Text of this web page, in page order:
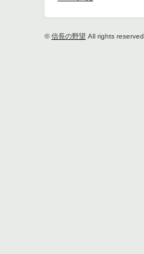
©信長の野望 All rights reserved.